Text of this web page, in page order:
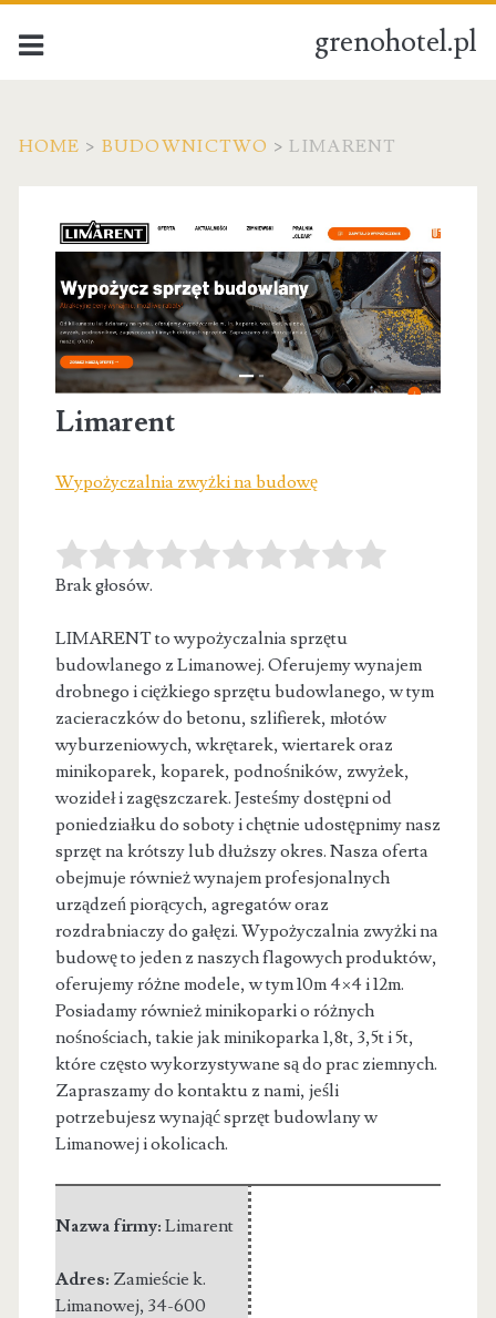
grenohotel.pl
HOME > BUDOWNICTWO >LIMARENT
Limarent
Wypożyczalnia zwyżki na budowę
Brak głosów.
LIMARENT to wypożyczalnia sprzętu
budowlanego z Limanowej. Oferujemy wynajem
drobnego i ciężkiego sprzętu budowlanego, w tym
zacieraczków do betonu, szlifierek, młotów
wyburzeniowych, wkrętarek, wiertarek oraz
minikoparek, koparek, podnośników, zwyżek,
wozideł i zagęszczarek. Jesteśmy dostępni od
poniedziałku do soboty i chętnie udostępnimy nasz
sprzęt na krótszy lub dłuższy okres. Nasza oferta
obejmuje również wynajem profesjonalnych
urządzeń piorących, agregatów oraz
rozdrabniaczy do gałęzi. Wypożyczalnia zwyżki na
budowę to jeden z naszych flagowych produktów,
oferujemy różne modele, w tym 10m 4×4 i 12m.
Posiadamy również minikoparki o różnych
nośnościach, takie jak minikoparka 1,8t, 3,5t i 5t,
które często wykorzystywane są do prac ziemnych.
Zapraszamy do kontaktu z nami, jeśli
potrzebujesz wynająć sprzęt budowlany w
Limanowej i okolicach.
Nazwa firmy: Limarent
Adres: Zamieście k.
Limanowej, 34-600